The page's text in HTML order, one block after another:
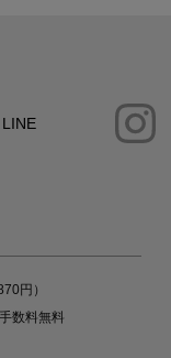
LINE
円）
数料無料